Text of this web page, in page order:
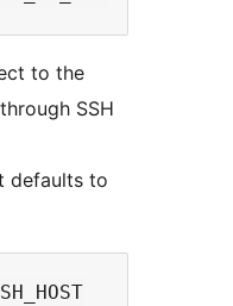
to the
SSH
defaults to